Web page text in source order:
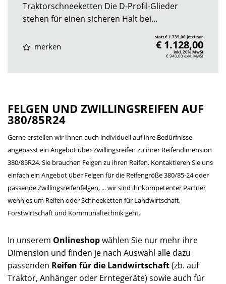
Traktorschneeketten Die D-Profil-Glieder
stehen für einen sicheren Halt bei...
merken
statt € 1.735,00 jetzt nur
€ 1.128,00
inkl. 20% MwSt
€ 940,00exkl. MwSt
FELGEN UND ZWILLINGSREIFEN AUF
380/85R24
Gerne erstellen wir Ihnen auch individuell auf ihre Bedürfnisse
angepasst ein Angebot über Zwillingsreifen zu ihrer Reifendimension
380/85R24. Sie brauchen Felgen zu ihren Reifen. Kontaktieren Sie uns
einfach ein Angebot über Felgen für die Reifengröße 380/85-24 oder
passende Zwillingsreifenfelgen, ... wir sind ihr kompetenter Partner
wenn es um Reifen oder Schneeketten für Landwirtschaft,
Forstwirtschaft und Kommunaltechnik geht.
In unserem Onlineshopwählen Sie nur mehr ihre
Dimension und finden je nach Auswahl alle dazu
passenden Reifen für die Landwirtschaft(zb. auf
Traktor, Anhänger oder Erntegeräte) sowie auch für